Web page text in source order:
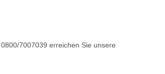
7007039 erreichen Sie unsere